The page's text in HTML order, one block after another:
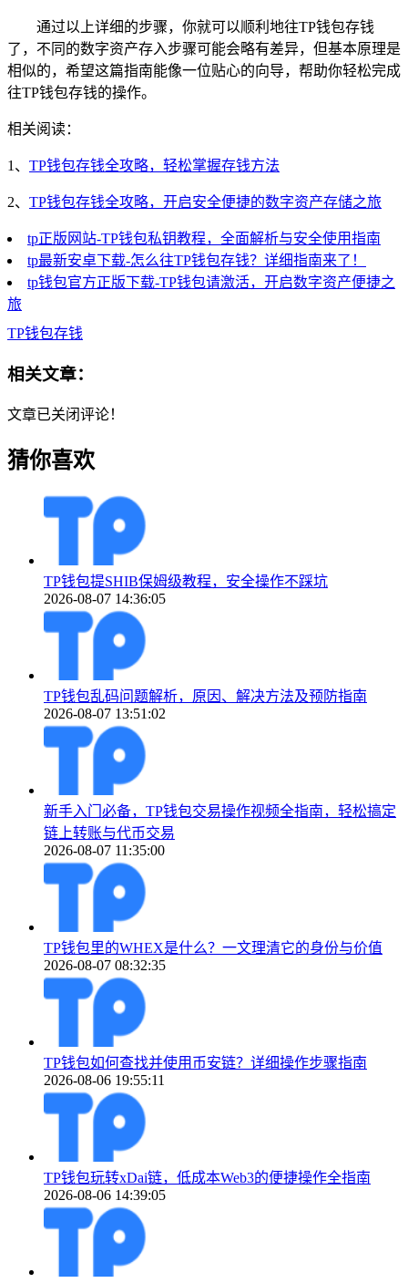
通过以上详细的步骤，你就可以顺利地往TP钱包存钱
了，不同的数字资产存入步骤可能会略有差异，但基本原理是
相似的，希望这篇指南能像一位贴心的向导，帮助你轻松完成
往TP钱包存钱的操作。
相关阅读：
1、 TP钱包存钱全攻略，轻松掌握存钱方法
2、 TP钱包存钱全攻略，开启安全便捷的数字资产存储之旅
tp正版网站-TP钱包私钥教程，全面解析与安全使用指南
tp最新安卓下载-怎么往TP钱包存钱？详细指南来了！
tp钱包官方正版下载-TP钱包请激活，开启数字资产便捷之
旅
TP钱包存钱
相关文章：
文章已关闭评论！
猜你喜欢
TP钱包提SHIB保姆级教程，安全操作不踩坑
2026-08-07 14:36:05
TP钱包乱码问题解析，原因、解决方法及预防指南
2026-08-07 13:51:02
新手入门必备，TP钱包交易操作视频全指南，轻松搞定
链上转账与代币交易
2026-08-07 11:35:00
TP钱包里的WHEX是什么？一文理清它的身份与价值
2026-08-07 08:32:35
TP钱包如何查找并使用币安链？详细操作步骤指南
2026-08-06 19:55:11
TP钱包玩转xDai链，低成本Web3的便捷操作全指南
2026-08-06 14:39:05